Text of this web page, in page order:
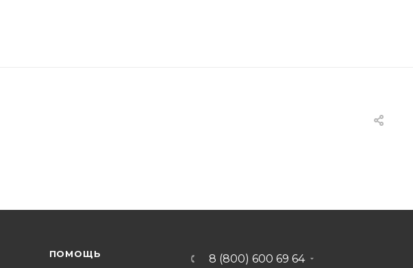
ПОМОЩЬ 8 (800) 600 69 64